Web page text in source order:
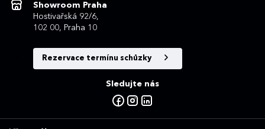
Showroom Praha
Hostivařská 92/6,
102 00, Praha 10
Rezervace termínu schůzky
Sledujte nás